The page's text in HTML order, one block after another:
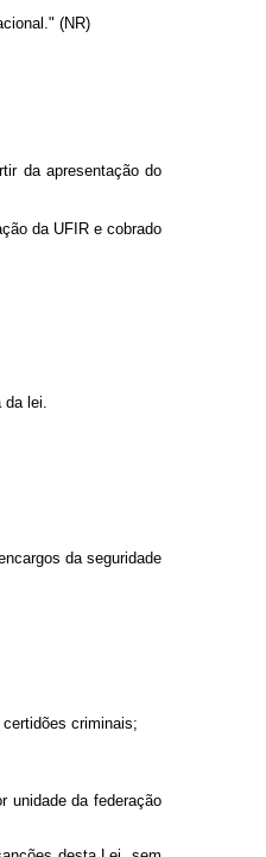
(NR)
da apresentação do
da UFIR e cobrado
lei.
da seguridade
criminais;
unidade da federação